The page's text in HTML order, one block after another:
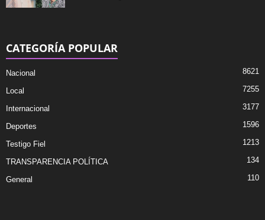
CATEGORÍA POPULAR
Nacional 8621
Local 7255
Internacional 3177
Deportes 1596
Testigo Fiel 1213
TRANSPARENCIA POLÍTICA 134
General 110